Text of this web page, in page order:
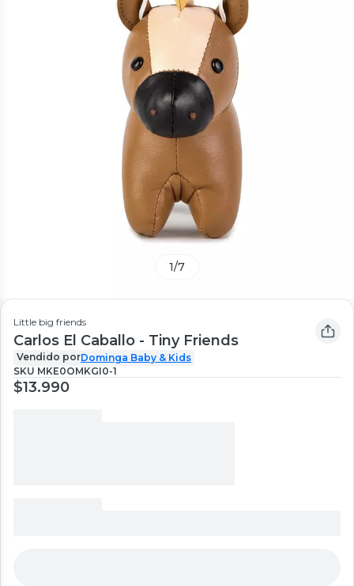
1/7
Little big friends
Carlos El Caballo - Tiny Friends
Vendido porDominga Baby & Kids
SKU MKE0OMKGI0-1
$13.990